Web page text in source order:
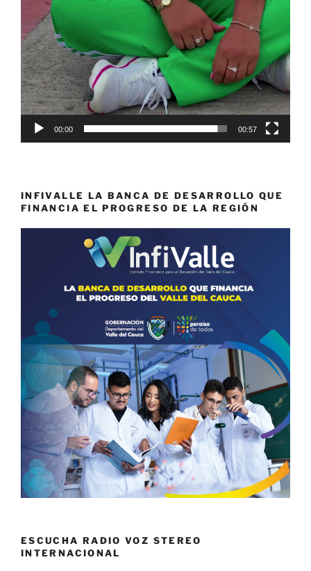
00:00 00:57
INFIVALLE LA BANCA DE DESARROLLO QUE
FINANCIA EL PROGRESO DE LA REGIÓN
ESCUCHA RADIO VOZ STEREO
INTERNACIONAL